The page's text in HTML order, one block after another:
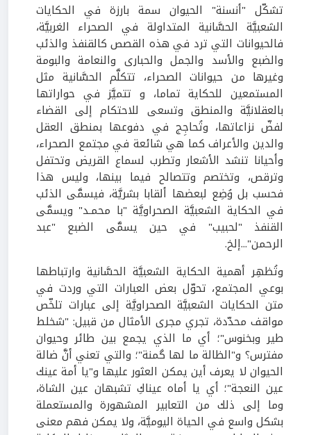
تشكّل "أنسنة" الحيوان سمة بارزة في الحكايات
الشعبيَّة الحسَّانية المتداولة في الصحراء الغربيَّة،
فالحيوانات التي ترد في هذه القصص كالقنفذ والذئب
والضبع والأسد والجمل والحبارى والنعامة والبومة
وغيرها من حيوانات الصحراء، تتكلَّم الحسَّانية مثل
المستمعين للحكاية تماما، و تتميَّز في حواراتها
بالعقلانيَّة والمنطق وتسعى للاحتكام إلى القضاء
لفضّ نزاعاتها، وتُحاجِج في دفوعها بمنطق العقل
والدين والأعراف كما هي شائعة في مجتمع الصحراء،
وأحيانا تنشد الأشعار وتطرب لسماع القريض وتحتفل
وترقص، وتختصم وتتصالح فيما بينها، وليس هذا
فحسب بل وُضِع لبعضها ألقابا بشريَّة، فيسمَّى الذئب
في الحكاية الشعبيَّة الصحراويَّة "با محمـد" ويسمَّى
القنفذ "لحبيب" في حين يسمَّى الضبع "عبد
الرحمن"...إلخ.
وتُظهِر أهمية الحكاية الشعبيَّة الحسَّانية وارتباطها
بوعي المجتمع، تحوّل بعض العبارات التي وردت في
متن الحكايات الشعبيَّة الصحراويَّة إلى عبارات تلخّص
مواقف محدّدة، تجري مجرى الأمثال من قبيل: "شخلط
طير وبخنوس"؛ أي ما الذي يجمع بين طائر وحيوان
مفترس؟ و"الظالة ما لها گمنة"؛ والتي تعني أنَّ ضالة
الحيوان لا يعرف أين يمكن العثور عليها و"يا أمة عينك
عين النعجة"؛ أي يا أماه عيناكِ تشبهان عين الشاة،
وما إلى ذلك من التعابير المشهورة والمستعملة
بشكل واسع في الحياة اليوميَّة، ولا يمكن فهم معنى